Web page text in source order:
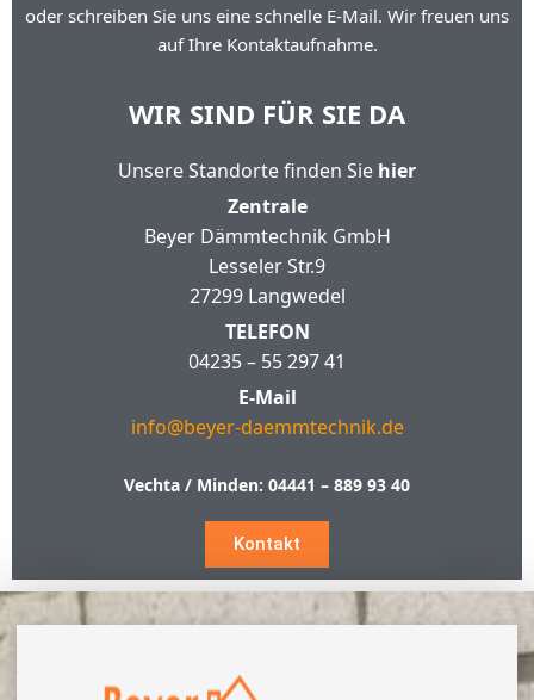
oder schreiben Sie uns eine schnelle E-Mail. Wir freuen uns
auf Ihre Kontaktaufnahme.
WIR SIND FÜR SIE DA
Unsere Standorte finden Sie hier
Zentrale
Beyer Dämmtechnik GmbH
Lesseler Str.9
27299 Langwedel
TELEFON
04235 – 55 297 41
E-Mail
info@beyer-daemmtechnik.de
Vechta / Minden: 04441 – 889 93 40
Kontakt